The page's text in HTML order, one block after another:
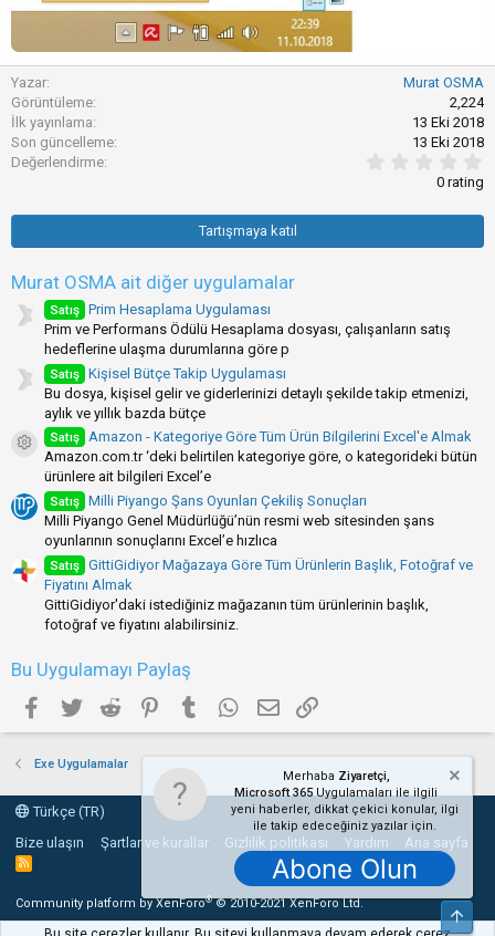
Yazar
Murat OSMA
Görüntüleme
2,224
İlk yayınlama
13 Eki 2018
Son güncelleme
13 Eki 2018
Değerlendirme
ı
0 rating
Tartışmaya katıl
Murat OSMA ait diğer uygulamalar
Satış Prim Hesaplama Uygulaması
Prim ve Performans Ödülü Hesaplama dosyası, çalışanların satış
hedeflerine ulaşma durumlarına göre p
Satış Kişisel Bütçe Takip Uygulaması
Bu dosya, kişisel gelir ve giderlerinizi detaylı şekilde takip etmenizi,
aylık ve yıllık bazda bütçe
Uygulama ikonu
Satış Amazon - Kategoriye Göre Tüm Ürün Bilgilerini Excel'e Almak
Amazon.com.tr ‘deki belirtilen kategoriye göre, o kategorideki bütün
ürünlere ait bilgileri Excel’e
Satış Milli Piyango Şans Oyunları Çekiliş Sonuçları
Milli Piyango Genel Müdürlüğü’nün resmi web sitesinden şans
oyunlarının sonuçlarını Excel’e hızlıca
Satış GittiGidiyor Mağazaya Göre Tüm Ürünlerin Başlık, Fotoğraf ve
Fiyatını Almak
GittiGidiyor'daki istediğiniz mağazanın tüm ürünlerinin başlık,
fotoğraf ve fiyatını alabilirsiniz.
Bu Uygulamayı Paylaş
Facebook
Twitter Reddit PinterestTumblr WhatsApp
E-posta
Exe Uygulamalar
Türkçe (TR)
Bize ulaşın
Şartlar ve kurallar Gizlilik politikası Yardım Ana sayfa
R
Community platform by XenForo® © 2010-2021 XenForo Ltd.
Merhaba Ziyaretçi,
Microsoft 365Uygulamaları ile ilgili
yeni haberler, dikkat çekici konular, ilgi
ile takip edeceğiniz yazılar için.
Abone Olun
Üst